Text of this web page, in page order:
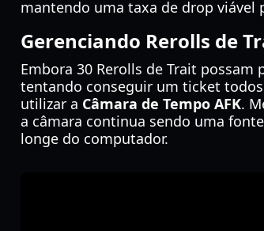
mantendo uma taxa de drop viável
Gerenciando Rerolls de
Embora 30 Rerolls de Trait
tentando conseguir um ticket
utilizar a Câmara de Tempo AFK.
a câmara continua sendo uma
longe do computador.